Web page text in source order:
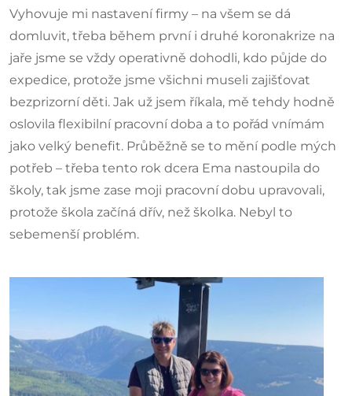
Vyhovuje mi nastavení firmy – na všem se dá
domluvit, třeba během první i druhé koronakrize na
jaře jsme se vždy operativně dohodli, kdo půjde do
expedice, protože jsme všichni museli zajišťovat
bezprizorní děti. Jak už jsem říkala, mě tehdy hodně
oslovila flexibilní pracovní doba a to pořád vnímám
jako velký benefit. Průběžně se to mění podle mých
potřeb – třeba tento rok dcera Ema nastoupila do
školy, tak jsme zase moji pracovní dobu upravovali,
protože škola začíná dřív, než školka. Nebyl to
sebemenší problém.